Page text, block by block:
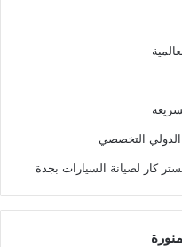
التخصصي
كار لصيانة السيارات بجدة